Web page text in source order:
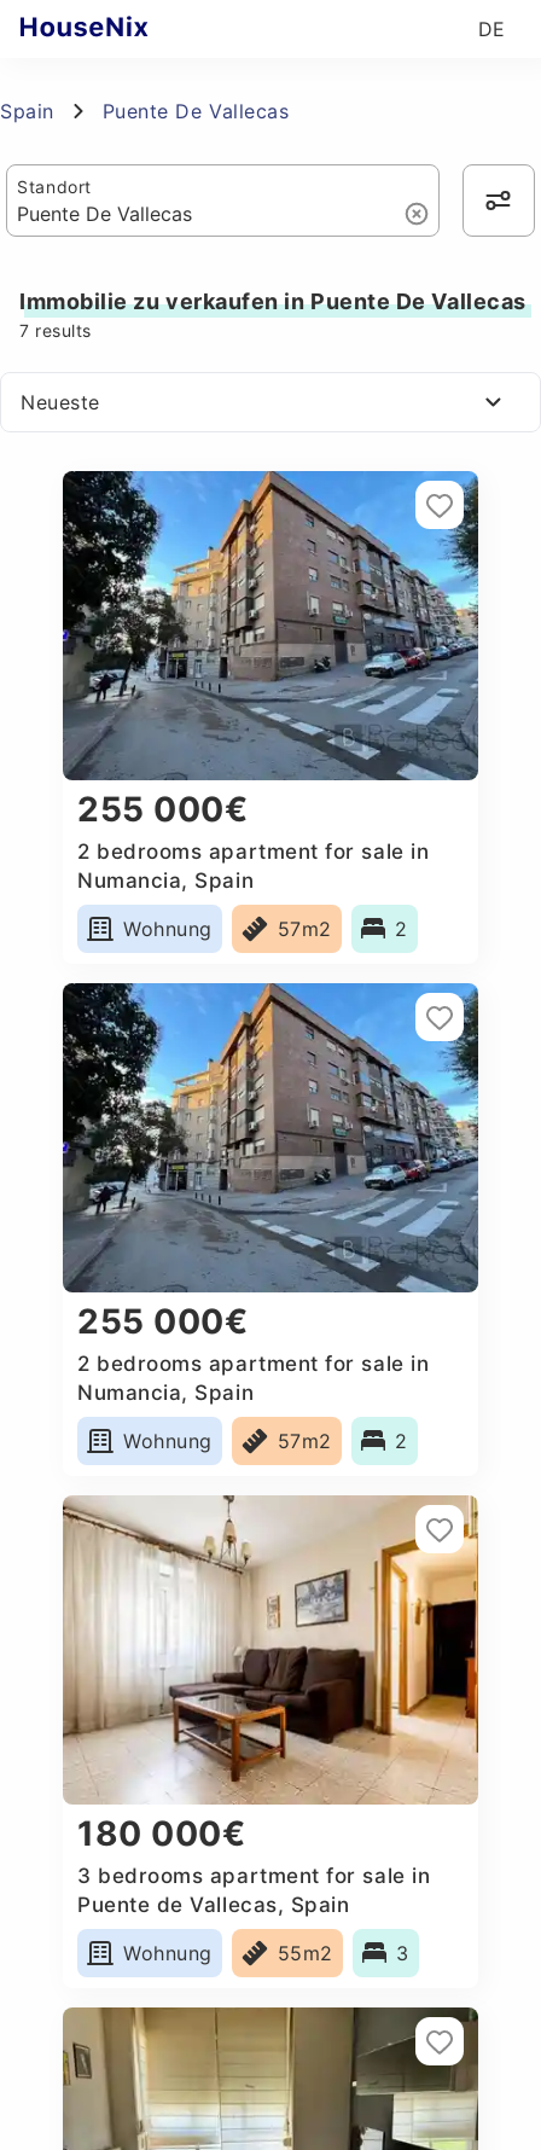
DE
Spain Puente De Vallecas
Standort
Immobilie zu verkaufen in Puente De Vallecas
7 results
Neueste
255 000€
2 bedrooms apartment for sale in
Numancia, Spain
Wohnung
57m2 2
255 000€
2 bedrooms apartment for sale in
Numancia, Spain
Wohnung
57m2 2
180 000€
3 bedrooms apartment for sale in
Puente de Vallecas, Spain
Wohnung
55m2 3